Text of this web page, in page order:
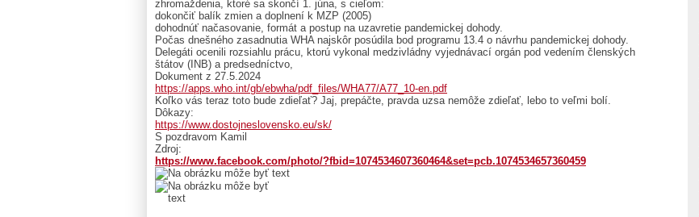
zhromaždenia, ktoré sa skončí 1. júna, s cieľom:
dokončiť balík zmien a doplnení k MZP (2005)
dohodnúť načasovanie, formát a postup na uzavretie pandemickej dohody.
Počas dnešného zasadnutia WHA najskôr posúdila bod programu 13.4 o návrhu pandemickej dohody.
Delegáti ocenili rozsiahlu prácu, ktorú vykonal medzivládny vyjednávací orgán pod vedením členských
štátov (INB) a predsedníctvo,
Dokument z 27.5.2024
https://apps.who.int/gb/ebwha/pdf_files/WHA77/A77_10-en.pdf
Koľko vás teraz toto bude zdieľať? Jaj, prepáčte, pravda uzsa nemôže zdieľať, lebo to veľmi bolí.
Dôkazy:
https://www.dostojneslovensko.eu/sk/
S pozdravom Kamil
Zdroj:
https://www.facebook.com/photo/?fbid=1074534607360464&set=pcb.1074534657360459